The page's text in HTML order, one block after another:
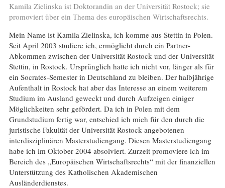
Abonnieren
Kontakt
Kamila Zielinska ist Doktorandin an der Universität Rostock; sie
promoviert über ein Thema des europäischen Wirtschaftsrechts.
Mein Name ist Kamila Zielinska, ich komme aus Stettin in Polen.
Seit April 2003 studiere ich, ermöglicht durch ein Partner-
Abkommen zwischen der Universität Rostock und der Universität
Stettin, in Rostock. Ursprünglich hatte ich nicht vor, länger als für
ein Socrates-Semester in Deutschland zu bleiben. Der halbjährige
Aufenthalt in Rostock hat aber das Interesse an einem weiterem
Studium im Ausland geweckt und durch Aufzeigen einiger
Möglichkeiten sehr gefördert. Da ich in Polen mit dem
Grundstudium fertig war, entschied ich mich für den durch die
juristische Fakultät der Universität Rostock angebotenen
interdisziplinären Masterstudiengang. Diesen Masterstudiengang
habe ich im Oktober 2004 absolviert. Zurzeit promoviere ich im
Bereich des „Europäischen Wirtschaftsrechts“ mit der finanziellen
Unterstützung des Katholischen Akademischen
Ausländerdienstes.